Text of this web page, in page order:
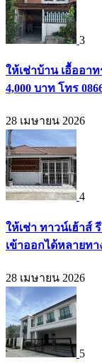
3
ให้เช่าบ้าน เอื้ออา
4,000 บาท โทร
28 เมษายน 2026
4
ให้เช่า ทาวน์เฮ้าส์
เข้าออกได้หลายทา
28 เมษายน 2026
5